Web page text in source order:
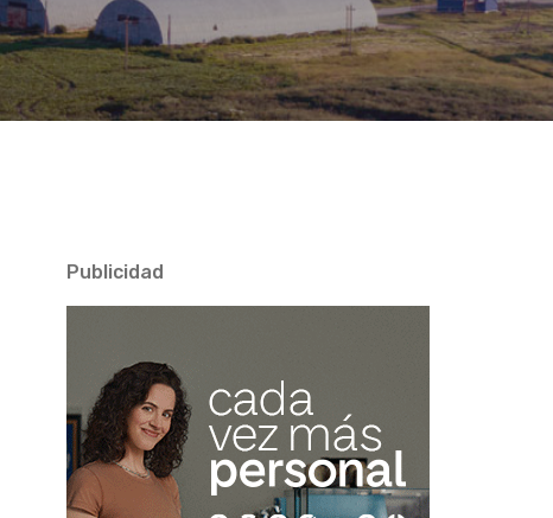
Publicidad